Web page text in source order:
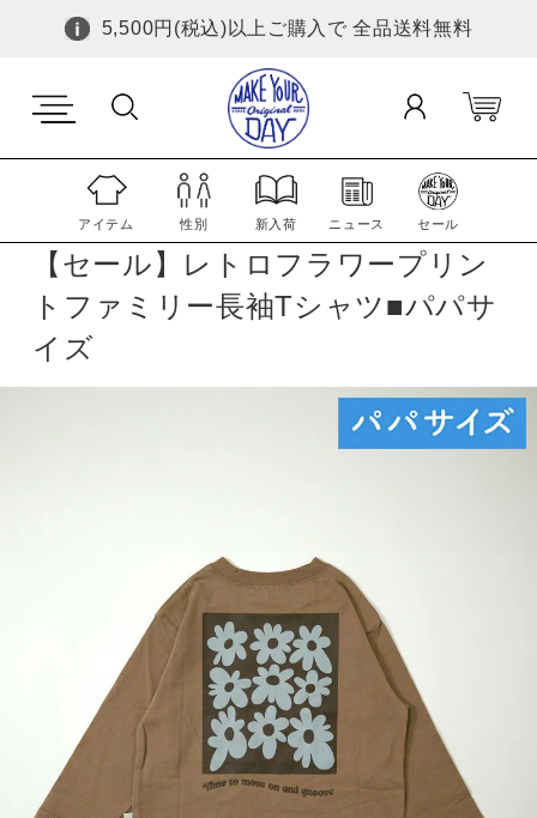
5,500円(税込)以上ご購入で 全品送料無料
【セール】レトロフラワープリン
トファミリー長袖Tシャツ■パパサ
イズ
アイテム 性別 新入荷 ニュース セール